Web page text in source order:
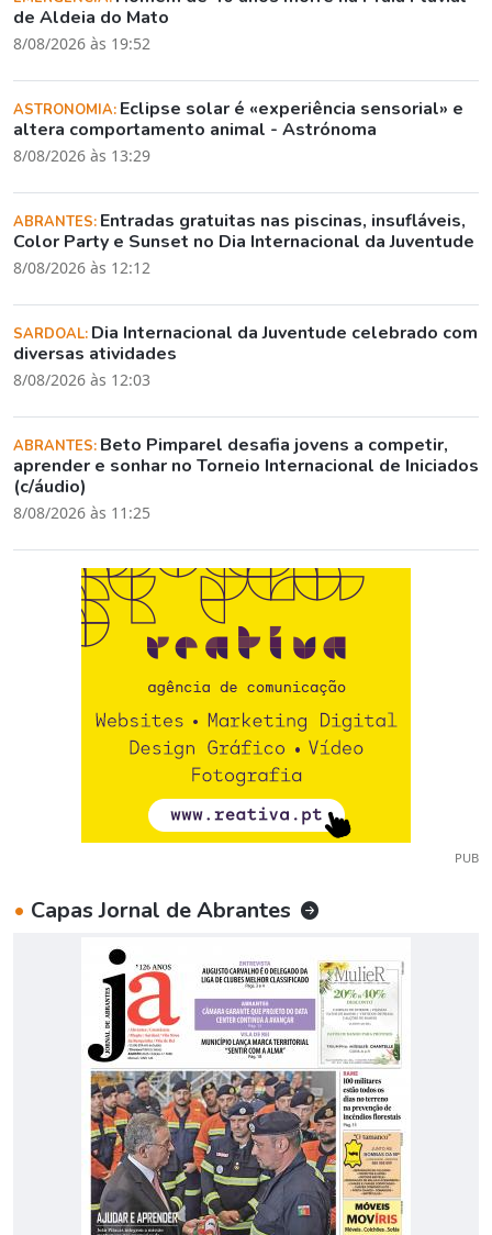
de Aldeia do Mato
8/08/2026 às 19:52
ASTRONOMIA: Eclipse solar é «experiência sensorial» e
altera comportamento animal - Astrónoma
8/08/2026 às 13:29
ABRANTES: Entradas gratuitas nas piscinas, insufláveis,
Color Party e Sunset no Dia Internacional da Juventude
8/08/2026 às 12:12
SARDOAL: Dia Internacional da Juventude celebrado com
diversas atividades
8/08/2026 às 12:03
ABRANTES: Beto Pimparel desafia jovens a competir,
aprender e sonhar no Torneio Internacional de Iniciados
(c/áudio)
8/08/2026 às 11:25
PUB
• Capas Jornal de Abrantes